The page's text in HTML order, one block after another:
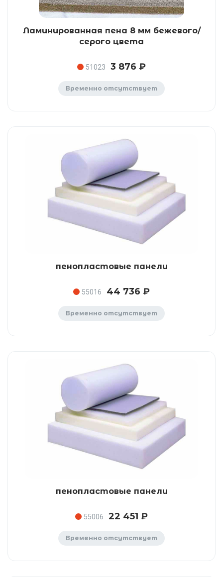
Ламинированная пена 8 мм бежевого/
серого цвета
51023 3 876 ₽
Временно отсутствует
пенопластовые панели
55016 44 736 ₽
Временно отсутствует
пенопластовые панели
55006 22 451 ₽
Временно отсутствует